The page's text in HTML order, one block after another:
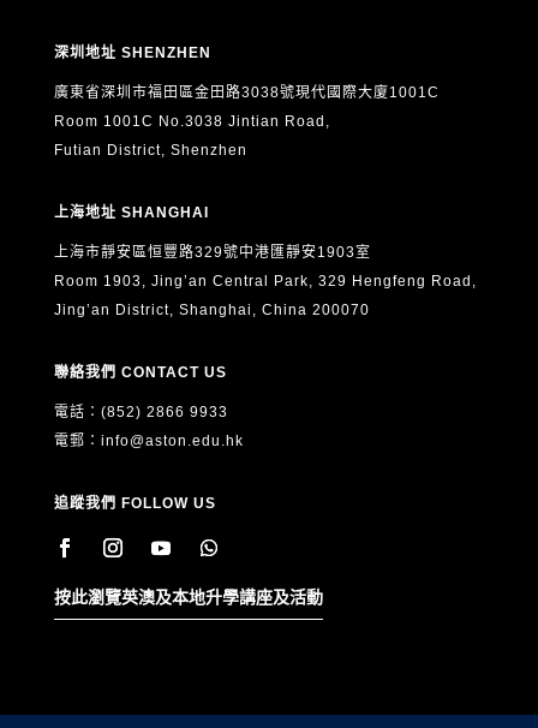
本人已閱讀、明白並同意以上全部內容，並確認所提供的個
深圳地址 SHENZHEN
廣東省深圳市福田區金田路3038號現代國際大廈1001C
Room 1001C No.3038 Jintian Road,
Futian District, Shenzhen
上海地址 SHANGHAI
上海市靜安區恒豐路329號中港匯靜安1903室
Room 1903, Jing’an Central Park, 329 Hengfeng Road,
Jing’an District, Shanghai, China 200070
聯絡我們 CONTACT US
電話：(852) 2866 9933
電郵： info@aston.edu.hk
追蹤我們 FOLLOW US
按此瀏覽英澳及本地升學講座及活動